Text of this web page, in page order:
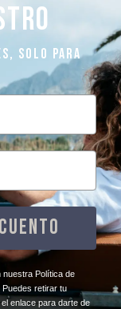
SOLO PARA
Política de
Puedes retirar tu
enlace para darte de